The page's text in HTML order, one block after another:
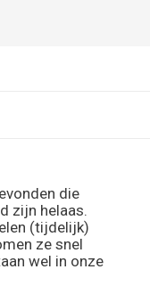
die
zijn helaas.
(tijdelijk)
ze snel
wel in onze